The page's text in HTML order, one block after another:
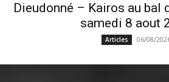
Dieudonné – Kairos au bal
samedi 8 aout
Articles 06/08/